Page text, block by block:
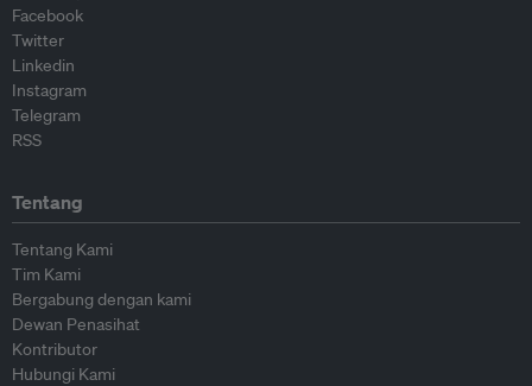
Facebook
Twitter
Linkedin
Instagram
Telegram
RSS
Tentang
Tentang Kami
Tim Kami
Bergabung dengan kami
Dewan Penasihat
Kontributor
Hubungi Kami